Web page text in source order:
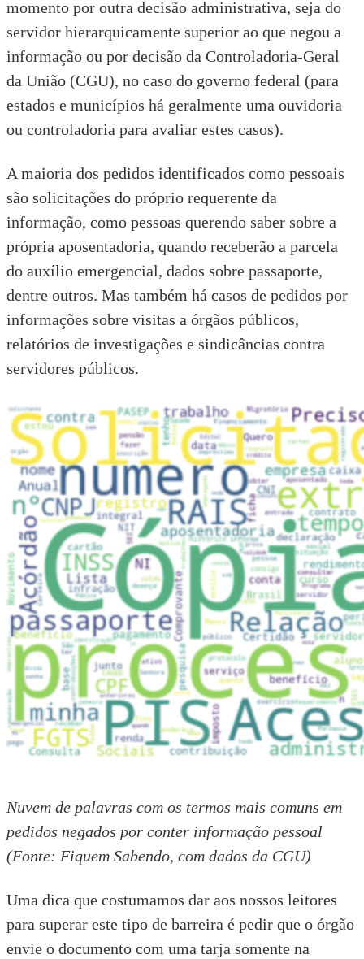
momento por outra decisão administrativa, seja do
servidor hierarquicamente superior ao que negou a
informação ou por decisão da Controladoria-Geral
da União (CGU), no caso do governo federal (para
estados e municípios há geralmente uma ouvidoria
ou controladoria para avaliar estes casos).
A maioria dos pedidos identificados como pessoais
são solicitações do próprio requerente da
informação, como pessoas querendo saber sobre a
própria aposentadoria, quando receberão a parcela
do auxílio emergencial, dados sobre passaporte,
dentre outros. Mas também há casos de pedidos por
informações sobre visitas a órgãos públicos,
relatórios de investigações e sindicâncias contra
servidores públicos.
Nuvem de palavras com os termos mais comuns em
pedidos negados por conter informação pessoal
(Fonte: Fiquem Sabendo, com dados da CGU)
Uma dica que costumamos dar aos nossos leitores
para superar este tipo de barreira é pedir que o órgão
envie o documento com uma tarja somente na